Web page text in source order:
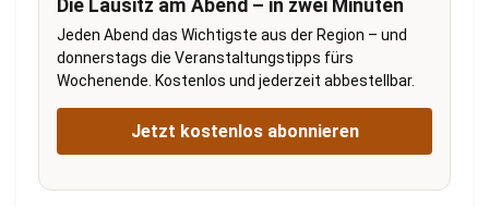
Die Lausitz am Abend – in zwei Minuten
Jeden Abend das Wichtigste aus der Region – und
donnerstags die Veranstaltungstipps fürs
Wochenende. Kostenlos und jederzeit abbestellbar.
Jetzt kostenlos abonnieren